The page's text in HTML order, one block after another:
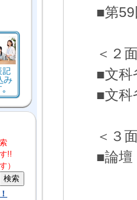
!!
）
■第
＜２
■文科
■文科
＜３
■論壇